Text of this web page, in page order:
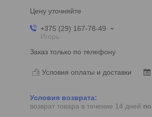
Цену уточняйте
+375 (29) 167-78-49
Игорь
Заказ только по телефону
Условия оплаты и доставки
возврат товара в течение 14 дней